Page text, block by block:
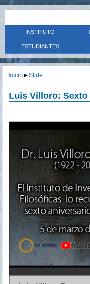
INSTITUTO
ESTUDIANTES
Inicio►Slide
Luis Villoro: